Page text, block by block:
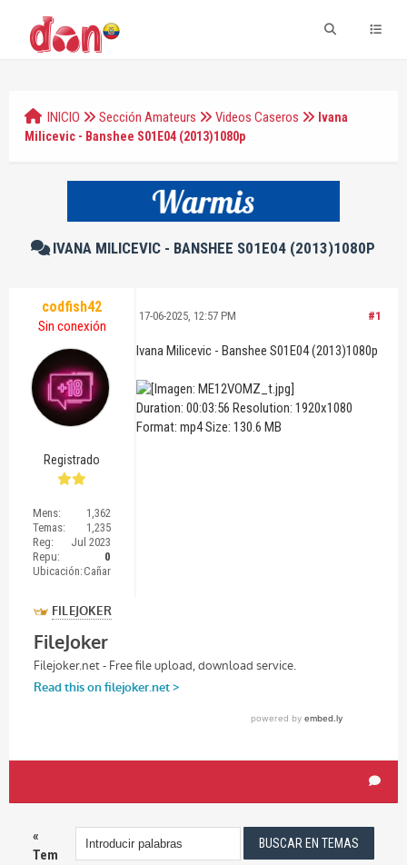
INICIO Sección Amateurs Videos Caseros
Ivana
Milicevic - Banshee S01E04 (2013)1080p
IVANA MILICEVIC - BANSHEE S01E04 (2013)1080P
codfish42
Sin conexión
Registrado
Mens:
1,362
Temas:
1,235
Reg:
Jul 2023
Repu:
0
Ubicación:Cañar
#1
17-06-2025, 12:57 PM
Ivana Milicevic - Banshee S01E04 (2013)1080p
Duration: 00:03:56 Resolution: 1920x1080
Format: mp4 Size: 130.6 MB
«
Tem